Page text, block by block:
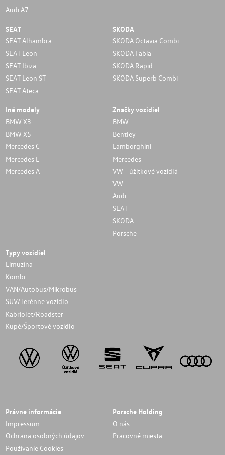
Audi A7
SEAT
SEAT Alhambra
SEAT Leon
SEAT Ibiza
SEAT Leon ST
SEAT Ateca
SKODA
SKODA Octavia Combi
SKODA Fabia
SKODA Rapid
SKODA Superb Combi
Iné modely
BMW X3
BMW X5
Mercedes C
Mercedes E
Mercedes A
Značky vozidiel
BMW
Bentley
Lamborghini
Mercedes
VW - úžitkové vozidlá
VW
Audi
SEAT
SKODA
Porsche
Typy vozidiel
Limuzína
Kombi
VAN/Autobus/Mikrobus
SUV/Terénne vozidlo
Kabriolet/Roadster
Kupé/Športové vozidlo
Právne informácie
Impressum
Ochrana osobných údajov
Používanie Cookies
Porsche Holding
O nás
Pracovné miesta